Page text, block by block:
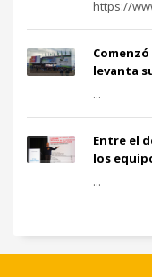
https://
levanta
...
Entre el
los
...